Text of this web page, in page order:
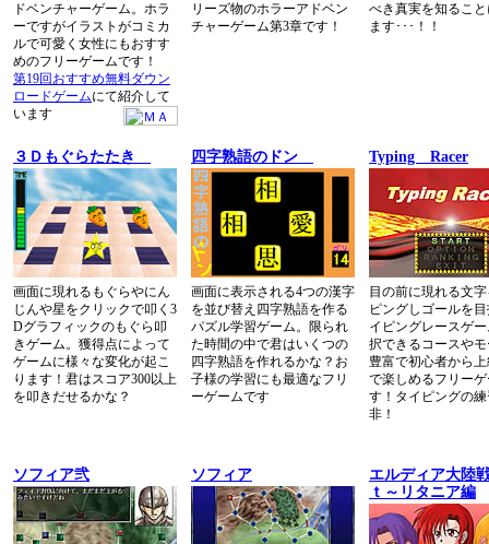
ドベンチャーゲーム。ホラ
ーですがイラストがコミカ
ルで可愛く女性にもおすす
めのフリーゲームです！
第19回おすすめ無料ダウン
ロードゲームにて紹介して
います
リーズ物のホラーアドベン
チャーゲーム第3章です！
べき真実を知るこ
ます･･･！！
３Ｄもぐらたたき
画面に現れるもぐらやにん
じんや星をクリックで叩く3
Dグラフィックのもぐら叩
きゲーム。獲得点によって
ゲームに様々な変化が起こ
ります！君はスコア300以上
を叩きだせるかな？
四字熟語のドン
画面に表示される4つの漢字
を並び替え四字熟語を作る
パズル学習ゲーム。限られ
た時間の中で君はいくつの
四字熟語を作れるかな？お
子様の学習にも最適なフリ
ーゲームです
Typing Racer
目の前に現れる文
ピングしゴールを
イピングレースゲ
択できるコースや
豊富で初心者から
で楽しめるフリー
す！タイピングの
非！
ソフィア弐 ソフィア
エルディア大陸
ｔ～リタニア編